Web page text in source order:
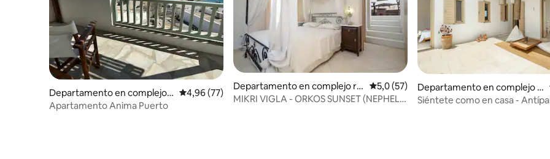
Departamento en complejo r
esidencial en Karavostasis
Calificación promedio: 4,96 de 5. 77 evaluaciones
4,96 (77)
Apartamento Anima Puerto
Departamento en complejo re
sidencial en Νάξος
Calificación promedio: 5,0 de 5. 57
5,0 (57)
MIKRI VIGLA - ORKOS SUNSET (NEPHELI
Departamento en complejo r
esidencial en Antiparos
Siéntete como en casa -